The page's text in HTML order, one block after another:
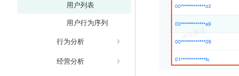
用户列表
用户行为序列
行为分析
经营分析